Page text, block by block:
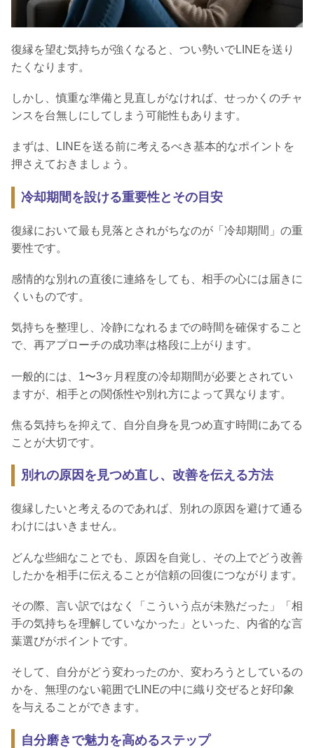
復縁を望む気持ちが強くなると、つい勢いでLINEを送り
たくなります。
しかし、慎重な準備と見直しがなければ、せっかくのチャ
ンスを台無しにしてしまう可能性もあります。
まずは、LINEを送る前に考えるべき基本的なポイントを
押さえておきましょう。
冷却期間を設ける重要性とその目安
復縁において最も見落とされがちなのが「冷却期間」の重
要性です。
感情的な別れの直後に連絡をしても、相手の心には届きに
くいものです。
気持ちを整理し、冷静になれるまでの時間を確保すること
で、再アプローチの成功率は格段に上がります。
一般的には、1〜3ヶ月程度の冷却期間が必要とされてい
ますが、相手との関係性や別れ方によって異なります。
焦る気持ちを抑えて、自分自身を見つめ直す時間にあてる
ことが大切です。
別れの原因を見つめ直し、改善を伝える方法
復縁したいと考えるのであれば、別れの原因を避けて通る
わけにはいきません。
どんな些細なことでも、原因を自覚し、その上でどう改善
したかを相手に伝えることが信頼の回復につながります。
その際、言い訳ではなく「こういう点が未熟だった」「相
手の気持ちを理解していなかった」といった、内省的な言
葉選びがポイントです。
そして、自分がどう変わったのか、変わろうとしているの
かを、無理のない範囲でLINEの中に織り交ぜると好印象
を与えることができます。
自分磨きで魅力を高めるステップ